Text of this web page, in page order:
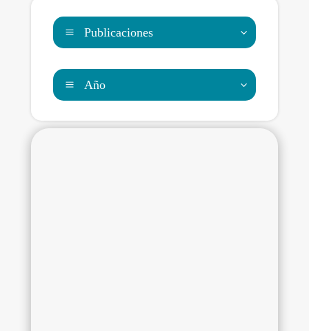
Publicaciones
Año